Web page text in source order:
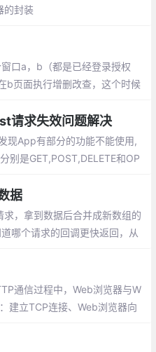
的封装
口a，b（都是已经登录授权
b页面执行增删改查，这个时候
ajax请求的回调中就会出现问
请求失效问题解决
现App有部分的功能不能使用,
别是GET,POST,DELETE和OP
据
，拿到数据后合并成新数组的
哪个请求的回调更快返回，从
通信过程中，Web浏览器与W
建立TCP连接、Web浏览器向